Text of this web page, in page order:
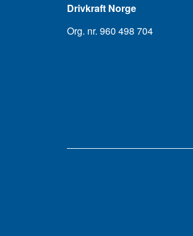
Drivkraft Norge
Org. nr. 960 498 704